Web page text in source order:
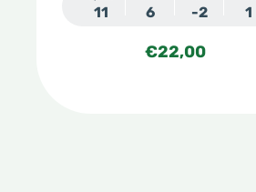
11 6 -2 1
€22,00